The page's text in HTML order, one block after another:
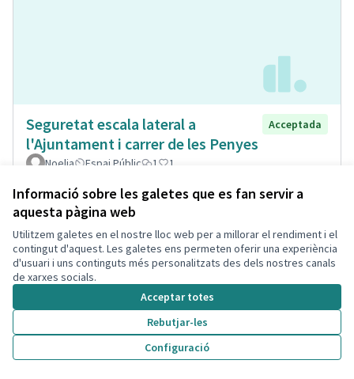
Informació sobre les galetes que es fan servir a
aquesta pàgina web
Utilitzem galetes en el nostre lloc web per a millorar el rendiment i el
contingut d'aquest. Les galetes ens permeten oferir una experiència
d'usuari i uns continguts més personalitzats des dels nostres canals
de xarxes socials.
Acceptar totes
Rebutjar-les
Configuració
Seguretat escala lateral a
l'Ajuntament i carrer de les Penyes
Acceptada
Noelia Espai Públic 1 1
Museïtzació casa passatge Sant
Acceptada